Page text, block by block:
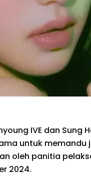
IVE dan Sung
untuk memandu
oleh panitia
2024.